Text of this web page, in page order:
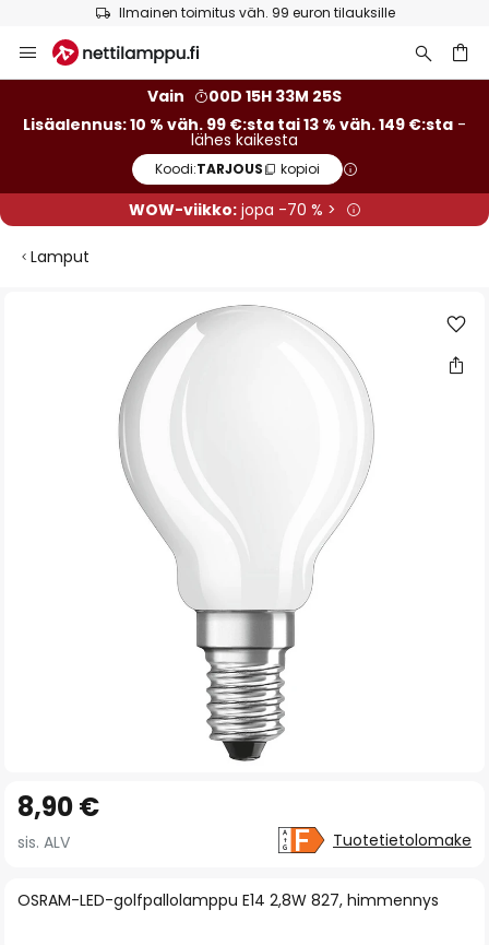
Ilmainen toimitus väh. 99 euron tilauksille
to
Vain
00D 15H 33M 24S
Lisäalennus: 10 % väh. 99 €:sta tai 13 % väh. 149 €:sta -
lähes kaikesta
Koodi:TARJOUS kopioi
WOW-viikko:jopa -70 % >
Lamput
to
the
ofOSRAM-LED-golfpallolamppu E14 2,8W 827, himmennys
8,90 €
sis. ALV Tuotetietolomake